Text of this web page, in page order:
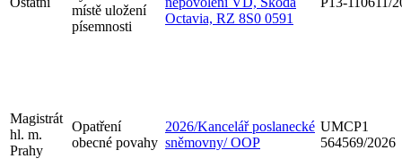
místě uložení
písemnosti
Octavia, RZ 8S0 0591
Magistrát
hl. m.
Prahy
Opatření
obecné povahy
2026/Kancelář poslanecké
sněmovny/ OOP
UMCP1
564569/2026